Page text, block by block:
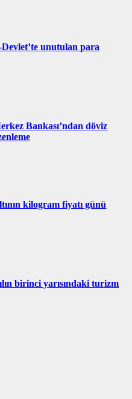
unutulan para
Bankası’ndan döviz
kilogram fiyatı günü
birinci yarısındaki turizm